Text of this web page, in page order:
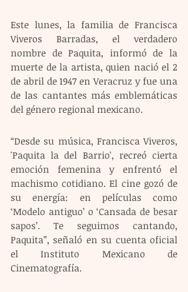
Este lunes, la familia de Francisca
Viveros Barradas, el verdadero
nombre de Paquita, informó de la
muerte de la artista, quien nació el 2
de abril de 1947 en Veracruz y fue una
de las cantantes más emblemáticas
del género regional mexicano.
“Desde su música, Francisca Viveros,
'Paquita la del Barrio', recreó cierta
emoción femenina y enfrentó el
machismo cotidiano. El cine gozó de
su energía: en películas como
‘Modelo antiguo’ o ‘Cansada de besar
sapos’. Te seguimos cantando,
Paquita”, señaló en su cuenta oficial
el Instituto Mexicano de
Cinematografía.